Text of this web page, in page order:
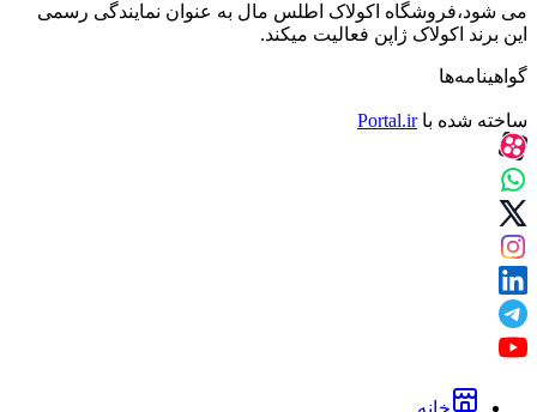
می شود،فروشگاه اکولاک اطلس مال به عنوان نمایندگی رسمی
این برند اکولاک ژاپن فعالیت میکند.
گواهینامه‌ها
ساخته شده باPortal.ir
خانه